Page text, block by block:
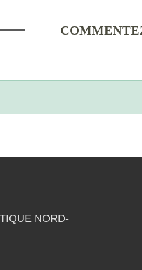
NORD-